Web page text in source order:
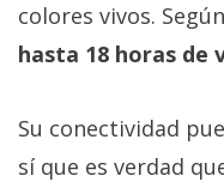
colores vivos.
hasta 18 horas de
Su conectividad
sí que es verdad